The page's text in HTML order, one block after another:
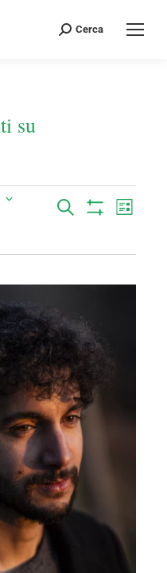
Cerca:
Cerca
Eventi
e
viste
Cerca Lista